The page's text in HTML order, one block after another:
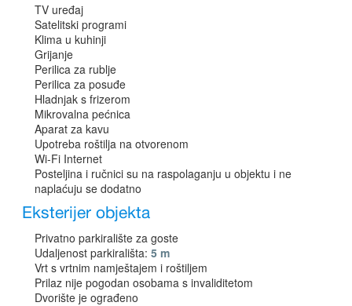
TV uređaj
Satelitski programi
Klima u kuhinji
Grijanje
Perilica za rublje
Perilica za posuđe
Hladnjak s frizerom
Mikrovalna pećnica
Aparat za kavu
Upotreba roštilja na otvorenom
Wi-Fi Internet
Posteljina i ručnici su na raspolaganju u objektu i ne
naplaćuju se dodatno
Eksterijer objekta
Privatno parkiralište za goste
Udaljenost parkirališta: 5 m
Vrt s vrtnim namještajem i roštiljem
Prilaz nije pogodan osobama s invaliditetom
Dvorište je ograđeno